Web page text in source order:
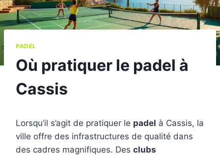
PADEL
Où pratiquer le padel à
Cassis
Lorsqu’il s’agit de pratiquer le padel à Cassis, la
ville offre des infrastructures de qualité dans
des cadres magnifiques. Des clubs